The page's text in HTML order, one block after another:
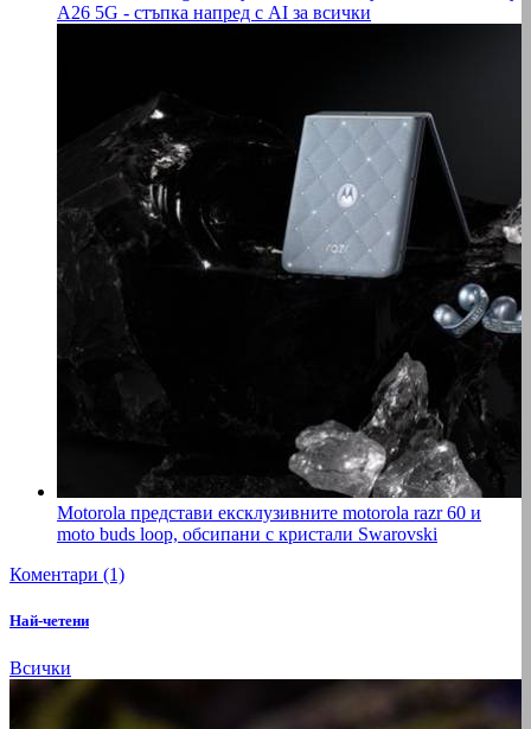
A26 5G - стъпка напред с AI за всички
Motorola представи ексклузивните motorola razr 60 и
moto buds loop, обсипани с кристали Swarovski
Коментари (1)
Най-четени
Всички